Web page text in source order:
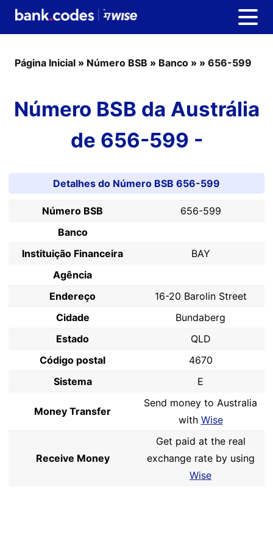
Página Inicial » Número BSB » Banco » » 656-599
Número BSB da Austrália
de 656-599 -
Detalhes do Número BSB 656-599
Número BSB
656-599
Banco
Instituição Financeira
BAY
Agência
Endereço
16-20 Barolin Street
Cidade
Bundaberg
Estado
QLD
Código postal
4670
Sistema
E
Money Transfer
Send money to Australia
with Wise
Receive Money
Get paid at the real
exchange rate by using
Wise